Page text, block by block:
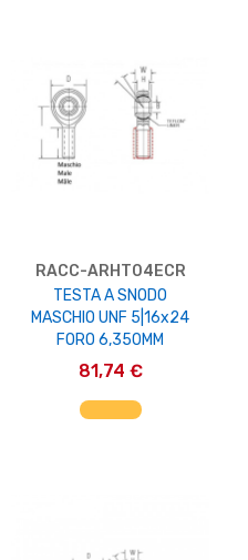
RACC-ARHT04ECR
TESTA A SNODO
MASCHIO UNF 5|16x24
FORO 6,350MM
81,74 €
AGGIUNGI AL CARRELLO